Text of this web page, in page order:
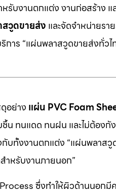
บงานตกแต่ง งานก่อสร้าง แล
วูดขายส่ง และจัดจำหน่ายรา
าร “แผ่นพลาสวูดขายส่งทั่ว
อย่าง แผ่น PVC Foam
ทนแดด ทนฝน และไม่ต้องกั
กับทั้งงานตกแต่ง “แผ่นพลาส
ำหรับงานภายนอก”
ซึ่งทำให้ผิวด้านนอกมีค